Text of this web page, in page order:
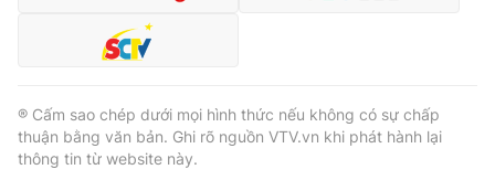
Theo dõi báo trên
® Cấm sao chép dưới mọi hình thức nếu không có sự chấp
thuận bằng văn bản. Ghi rõ nguồn VTV.vn khi phát hành lại
thông tin từ website này.